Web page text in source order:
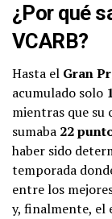
¿Por qué
VCARB?
Hasta el Gran
acumulado solo
mientras que su
sumaba 22
haber sido
temporada
entre los
y, finalmente, el